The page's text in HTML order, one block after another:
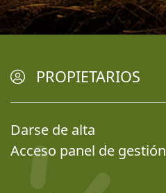
PROPIETARIOS
Darse de alta
Acceso panel de gestión